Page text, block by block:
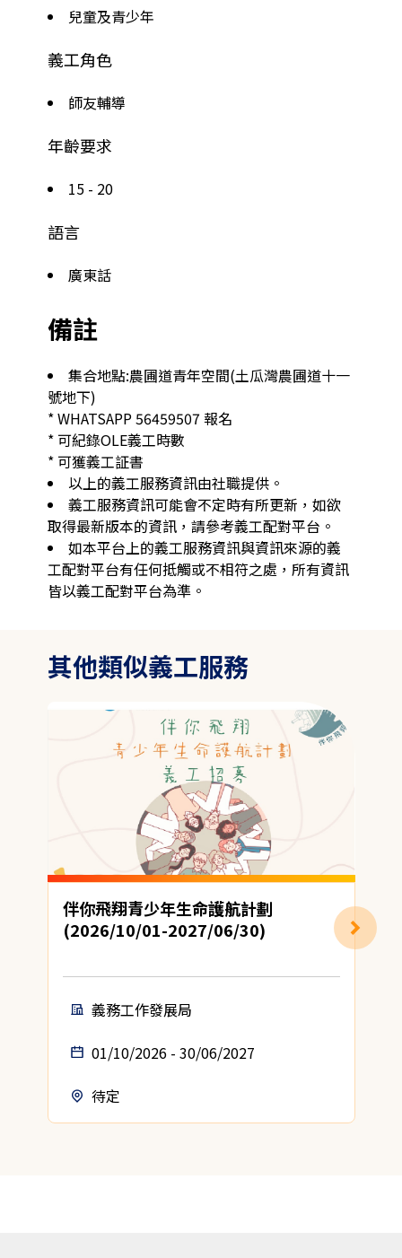
兒童及青少年
義工角色
師友輔導
年齡要求
15 - 20
語言
廣東話
備註
集合地點:農圃道青年空間(土瓜灣農圃道十一
號地下)
* WHATSAPP 56459507 報名
* 可紀錄OLE義工時數
* 可獲義工証書
以上的義工服務資訊由社職提供。
義工服務資訊可能會不定時有所更新，如欲
取得最新版本的資訊，請參考義工配對平台。
如本平台上的義工服務資訊與資訊來源的義
工配對平台有任何抵觸或不相符之處，所有資訊
皆以義工配對平台為準。
其他類似義工服務
伴你飛翔青少年生命護航計劃
(2026/10/01-2027/06/30)
義務工作發展局
01/10/2026 - 30/06/2027
待定